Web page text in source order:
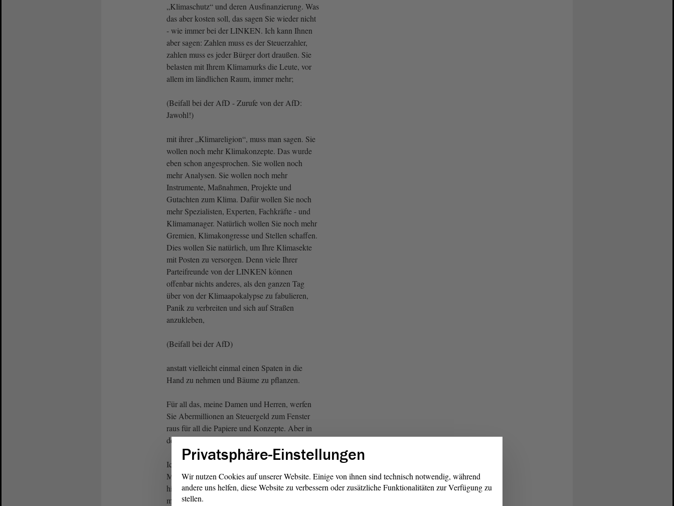
„Klimaschutz“ und deren Ausfinanzierung. Was
das aber kosten soll, das sagen Sie wieder nicht
- wie immer bei der LINKEN. Ich kann Ihnen
aber sagen: Zahlen muss es der Steuerzahler,
zahlen muss es jeder Bürger dort draußen. Sie
belasten mit Ihrem Klimamurks die Leute, vor
allem im ländlichen Raum, immer mehr;
(Beifall bei der AfD - Zurufe von der AfD:
Jawohl!)
mit ihrer „Klimareligion“, muss man sagen. Sie
wollen noch mehr Klimakonzepte. Das wurde
eben schon angesprochen. Sie wollen noch
mehr Analysen. Sie wollen noch mehr
Instrumente, Maßnahmen, Projekte und
Gutachten zum Klima. Dafür wollen Sie noch
mehr Spezialisten, Experten, Fachkräfte - und
Klimamanager. Natürlich wollen Sie noch mehr
Gremien, Klimakongresse und Stellen schaffen.
Dies wollen Sie natürlich, um Ihre Klimasekte
mit Posten zu versorgen. Denn viele Ihrer
Parteifreunde von der LINKEN können
offenbar nichts anderes, als den ganzen Tag
über von der Klimaapokalypse zu fabulieren,
Panik zu verbreiten und sich auf Straßen
anzukleben,
(Beifall bei der AfD)
anstatt vielleicht einmal einen Spaten in die
Hand zu nehmen und Bäume zu pflanzen.
Für all das, meine Damen und Herren, werfen
Sie Abermillionen an Steuergeld zum Fenster
raus für all die Papiere und Konzepte. Aber in
der Praxis passiert nichts.
Ich habe gerade in meiner Intervention an den
Minister ein paar Beispiele gebracht. Dort
hinten auf dem Dach - das sieht man jetzt nicht
mehr - liegt Schnee, und das im November.
Privatsphäre-Einstellungen
Wir nutzen Cookies auf unserer Website. Einige von ihnen sind technisch notwendig, während
andere uns helfen, diese Website zu verbessern oder zusätzliche Funktionalitäten zur Verfügung zu
stellen.